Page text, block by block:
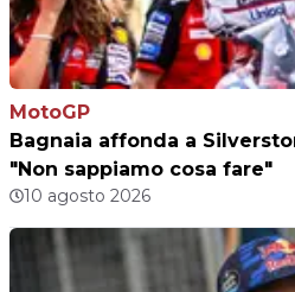
MotoGP
Bagnaia affonda a
"Non sappiamo cosa fare"
10 agosto 2026